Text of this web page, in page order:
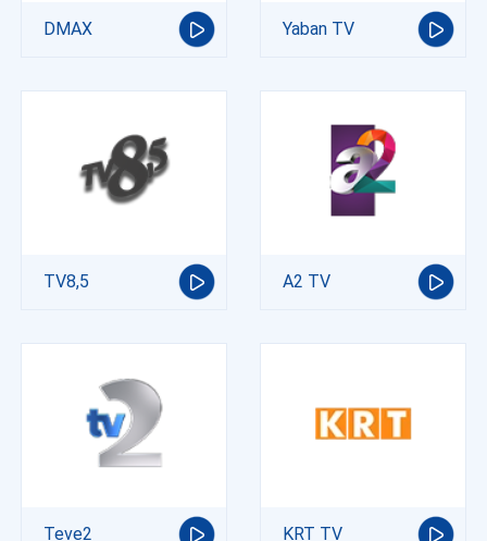
DMAX Yaban TV
TV8,5 A2 TV
Teve2 KRT TV